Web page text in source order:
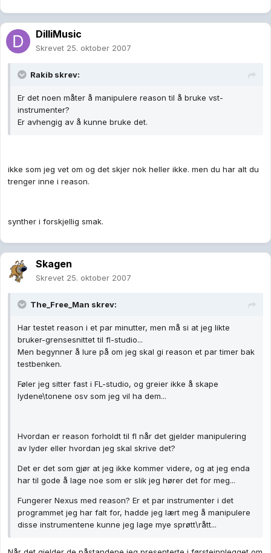
DilliMusic
Skrevet 25. oktober 2007
Rakib skrev:
Er det noen måter å manipulere reason til å bruke vst-
instrumenter?
Er avhengig av å kunne bruke det.
ikke som jeg vet om og det skjer nok heller ikke. men du har alt du
trenger inne i reason.
synther i forskjellig smak.
Skagen
Skrevet 25. oktober 2007
The_Free_Man skrev:
Har testet reason i et par minutter, men må si at jeg likte
bruker-grensesnittet til fl-studio...
Men begynner å lure på om jeg skal gi reason et par timer bak
testbenken.
Føler jeg sitter fast i FL-studio, og greier ikke å skape
lydene\tonene osv som jeg vil ha dem...
Hvordan er reason forholdt til fl når det gjelder manipulering
av lyder eller hvordan jeg skal skrive det?
Det er det som gjør at jeg ikke kommer videre, og at jeg enda
har til gode å lage noe som er slik jeg hører det for meg...
Fungerer Nexus med reason? Er et par instrumenter i det
programmet jeg har falt for, hadde jeg lært meg å manipulere
disse instrumentene kunne jeg lage mye sprøtt\rått...